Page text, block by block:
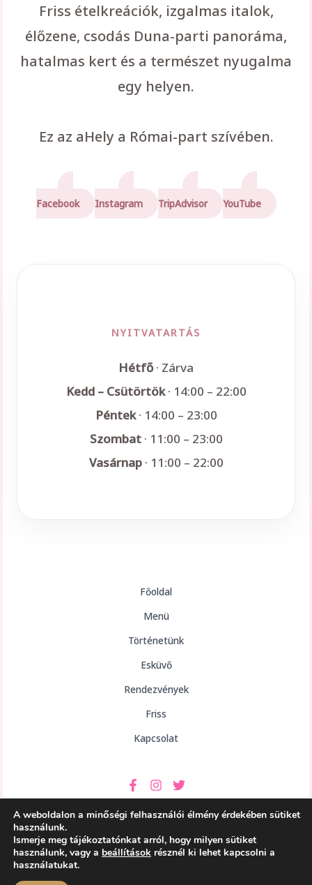
Friss ételkreációk, izgalmas italok,
élőzene, csodás Duna-parti panoráma,
hatalmas kert és a természet nyugalma
egy helyen.
Ez az aHely a Római-part szívében.
Facebook Instagram TripAdvisor YouTube
NYITVATARTÁS
Hétfő· Zárva
Kedd – Csütörtök· 14:00 – 22:00
Péntek· 14:00 – 23:00
Szombat· 11:00 – 23:00
Vasárnap· 11:00 – 22:00
Főoldal
Menü
Történetünk
Esküvő
Rendezvények
Friss
Kapcsolat
Copyright © 2026 aHely Étterem
A weboldalon a minőségi felhasználói élmény érdekében sütiket
használunk.
Ismerje meg tájékoztatónkat arról, hogy milyen sütiket
használunk, vagy a beállítások résznél ki lehet kapcsolni a
használatukat.